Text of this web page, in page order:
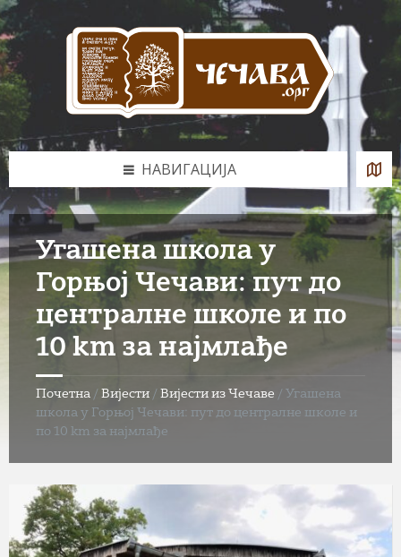
Skip
to
content
Skip
to
left
sidebar
Skip
to
footer
НАВИГАЦИЈА
Угашена школа у
Горњој Чечави: пут до
централне школе и по
10 km за најмлађе
Почетна / Вијести / Вијести из Чечаве / Угашена
школа у Горњој Чечави: пут до централне школе и
по 10 km за најмлађе